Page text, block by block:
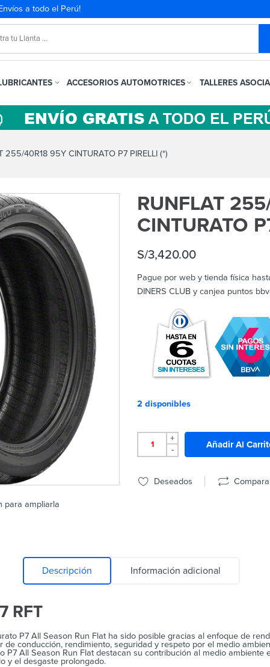
a todo el Perú!
ACCESORIOS AUTOMOTRICES TALLERES
255/40R18 95Y CINTURATO P7 PIRELLI (*)
para ampliarla
RUNFLAT
CINTURATO
S/3,420.00
Pague por web y tienda física
DINERS CLUB y canjea puntos
2 disponibles
+
-
Añadir Al
Deseados
Descripción Información adicional
RFT
P7 All Season Run Flat ha sido posible gracias al enfoque de
conducción, rendimiento, seguridad y respeto por el medio
P7 All Season Run Flat destacan su contribución al medio ambiente
y el desgaste prolongado.